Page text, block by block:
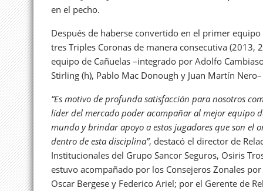
en el pecho.
Después de haberse convertido en el primer
tres Triples Coronas de manera consecutiva (2013,
equipo de Cañuelas –integrado por Adolfo
Stirling (h), Pablo Mac Donough y Juan Martín
“Es motivo de profunda satisfacción para nosotros
líder del mercado poder acompañar al mejor equipo
mundo y brindar apoyo a estos jugadores que son el
dentro de esta disciplina”, destacó el director de
Institucionales del Grupo Sancor Seguros, Osiris
estuvo acompañado por los Consejeros Zonales
Oscar Bergese y Federico Ariel; por el Gerente de